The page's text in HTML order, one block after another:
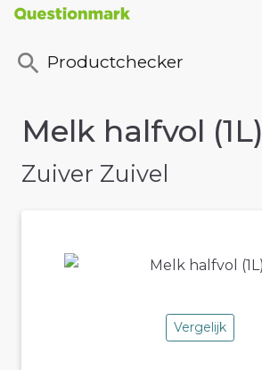
Productchecker
Melk halfvol (1L)
Zuiver Zuivel
Vergelijk